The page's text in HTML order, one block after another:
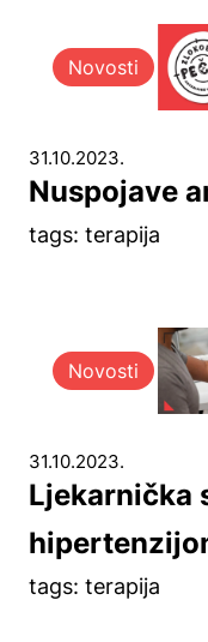
Novosti
31.10.2023.
Nuspojave
tags: terapija
Novosti
31.10.2023.
Ljekarnička
tags: terapija